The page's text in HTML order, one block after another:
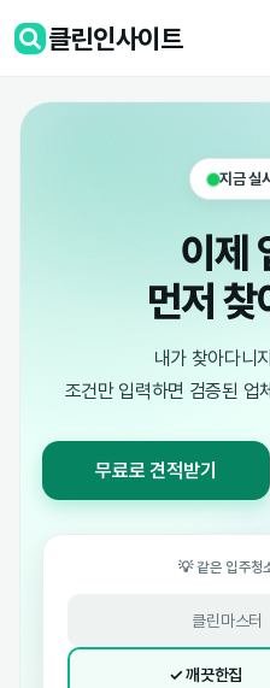
클린인사이트
지금 실
이제
먼저
내가 찾아다니
조건만 입력하면 검증된 업
무료로 견적받기
💡 같은 입주청
클린마스터
✓ 깨끗한집